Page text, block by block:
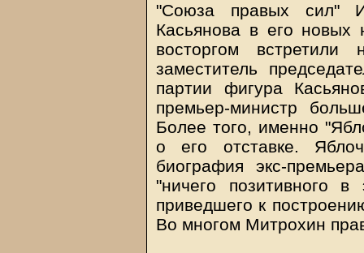
"Союза правых сил"
Касьянова в его
восторгом
заместитель
партии фигура
премьер-министр
Более того, именно
о его отставке.
биография экс-
"ничего позитивного
приведшего к
Во многом Митрохин